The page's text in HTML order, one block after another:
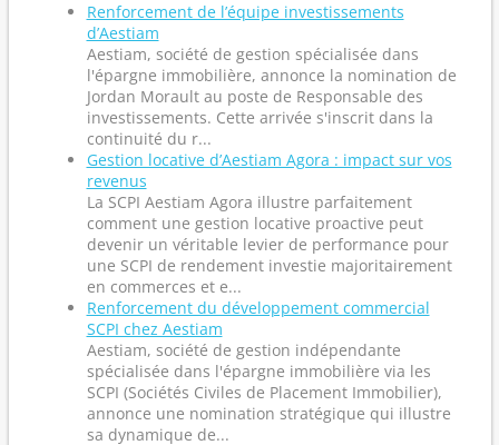
Renforcement de l’équipe investissements
d’Aestiam
Aestiam, société de gestion spécialisée dans
l'épargne immobilière, annonce la nomination de
Jordan Morault au poste de Responsable des
investissements. Cette arrivée s'inscrit dans la
continuité du r...
Gestion locative d’Aestiam Agora : impact sur vos
revenus
La SCPI Aestiam Agora illustre parfaitement
comment une gestion locative proactive peut
devenir un véritable levier de performance pour
une SCPI de rendement investie majoritairement
en commerces et e...
Renforcement du développement commercial
SCPI chez Aestiam
Aestiam, société de gestion indépendante
spécialisée dans l'épargne immobilière via les
SCPI (Sociétés Civiles de Placement Immobilier),
annonce une nomination stratégique qui illustre
sa dynamique de...